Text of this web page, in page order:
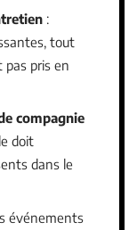
:
tout
pas pris en
compagnie
doit
dans le
événements